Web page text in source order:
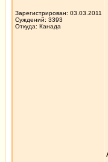
Зарегистрирован: 03.03.2011
Суждений: 3393
Откуда: Канада